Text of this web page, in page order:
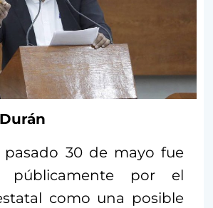
pasado 30 de mayo fue
públicamente por el
como una posible